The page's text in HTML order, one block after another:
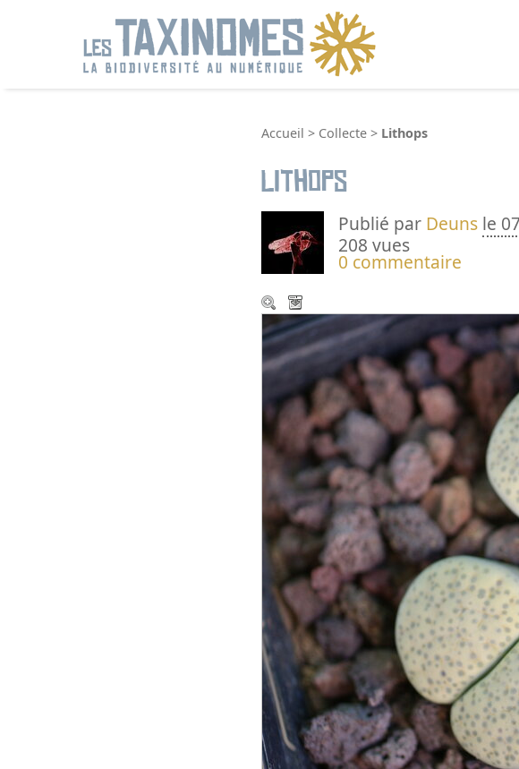
Accueil > Collecte > Lithops
Lithops
Publié par Deuns le
208 vues
0 commentaire